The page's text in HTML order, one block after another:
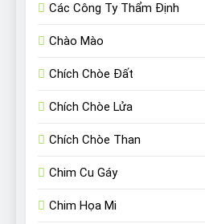
Các Công Ty Thẩm Định
Chào Mào
Chích Chòe Đất
Chích Chòe Lửa
Chích Chòe Than
Chim Cu Gáy
Chim Họa Mi